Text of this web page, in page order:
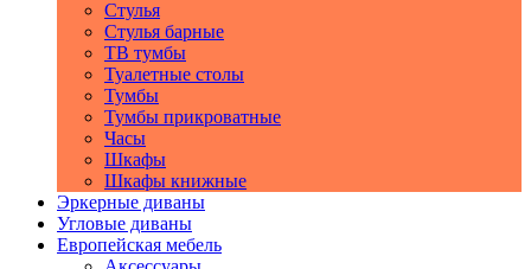
Стулья
Стулья барные
ТВ тумбы
Туалетные столы
Тумбы
Тумбы прикроватные
Часы
Шкафы
Шкафы книжные
Эркерные диваны
Угловые диваны
Европейская мебель